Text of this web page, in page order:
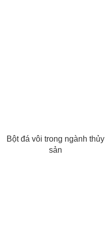
Bột đá vôi trong ngành thủy
sản